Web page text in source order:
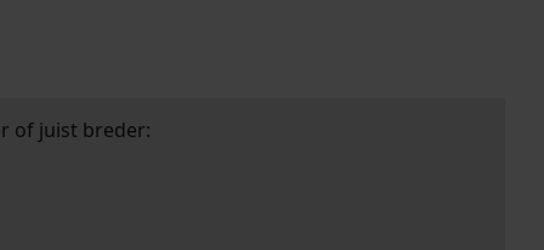
of juist breder: